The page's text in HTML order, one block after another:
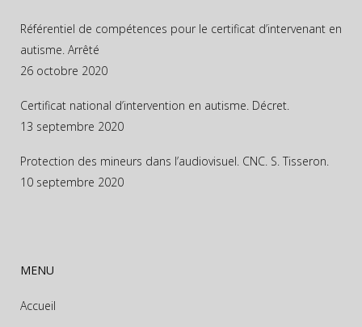
Référentiel de compétences pour le certificat d’intervenant en
autisme. Arrêté
26 octobre 2020
Certificat national d’intervention en autisme. Décret.
13 septembre 2020
Protection des mineurs dans l’audiovisuel. CNC. S. Tisseron.
10 septembre 2020
MENU
Accueil